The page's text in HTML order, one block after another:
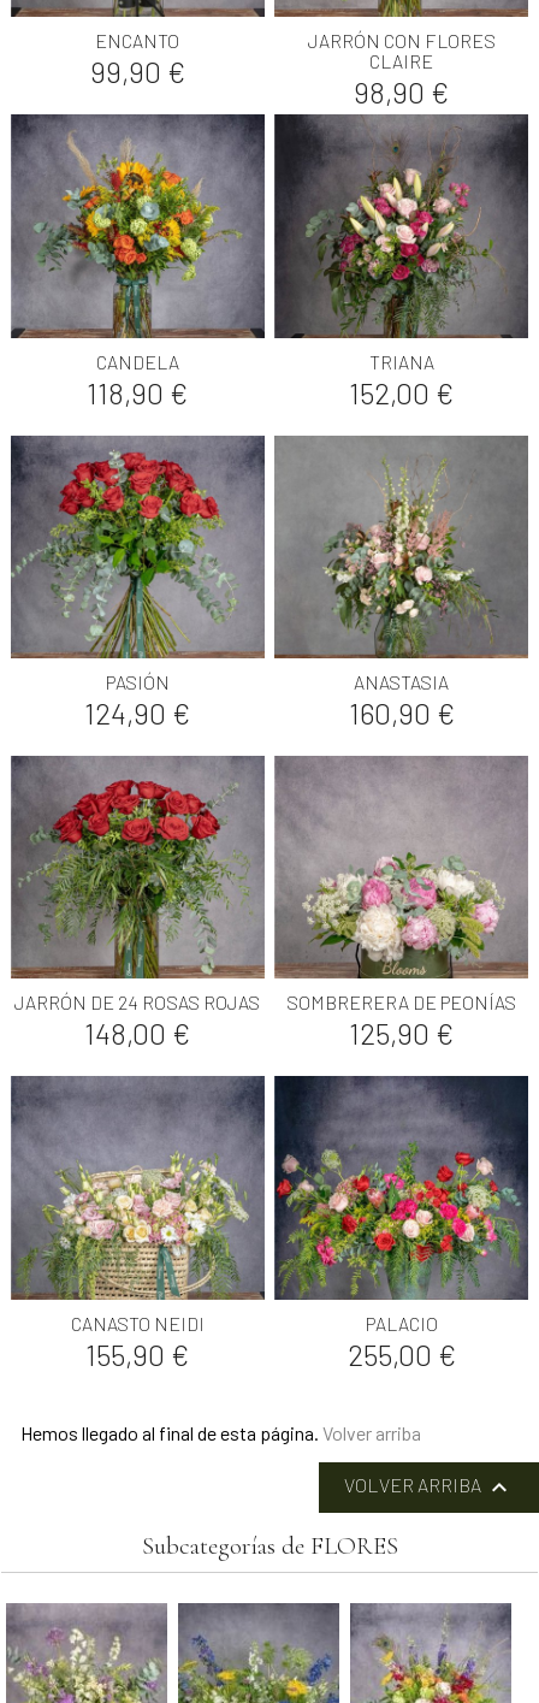
ENCANTO
Precio
99,90 €
JARRÓN CON FLORES
CLAIRE
Precio
98,90 €
CANDELA
Precio
118,90 €
TRIANA
Precio
152,00 €
PASIÓN
Precio
124,90 €
ANASTASIA
Precio
160,90 €
JARRÓN DE 24 ROSAS ROJAS
Precio
148,00 €
SOMBRERERA DE PEONÍAS
Precio
125,90 €
CANASTO NEIDI
Precio
155,90 €
PALACIO
Precio
255,00 €
Hemos llegado al final de esta página.Volver arriba
VOLVER ARRIBA 
Subcategorías de FLORES